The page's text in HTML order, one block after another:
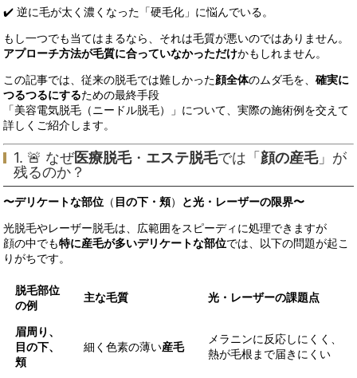
✔️ 逆に毛が太く濃くなった「硬毛化」に悩んでいる。
もし一つでも当てはまるなら、それは毛質が悪いのではありません。
アプローチ方法が毛質に合っていなかっただけかもしれません。
この記事では、従来の脱毛では難しかった顔全体のムダ毛を、確実に
つるつるにするための最終手段
「美容電気脱毛（ニードル脱毛）」について、実際の施術例を交えて
詳しくご紹介します。
1. 🚨 なぜ医療脱毛・ エステ脱毛では「 顔の産毛」が
残るのか？
〜デリケートな部位 （ 目の下・頬） と光・レーザーの限界〜
光脱毛やレーザー脱毛は、広範囲をスピーディに処理できますが
顔の中でも特に産毛が多いデリケートな部位では、以下の問題が起こ
りがちです。
脱毛部位
の例
主な毛質 光・レーザーの課題点
眉周り、
目の下、
頬
細く色素の薄い産毛
メラニンに反応しにくく、
熱が毛根まで届きにくい